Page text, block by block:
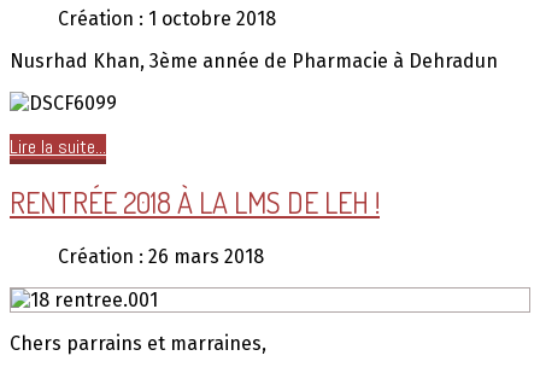
Création : 1 octobre 2018
Nusrhad Khan, 3ème année de Pharmacie à Dehradun
Lire la suite...
RENTRÉE 2018 À LA LMS DE LEH !
Création : 26 mars 2018
Chers parrains et marraines,